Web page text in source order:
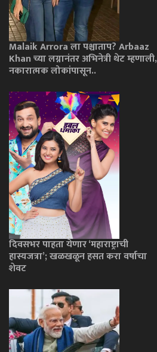
Malaik Arrora ला पश्चाताप? Arbaaz
Khan च्या लग्नानंतर अभिनेत्री थेट म्हणाली,
नकारात्मक लोकांपासून..
दिवसभर पाहता येणार ‘महाराष्ट्राची
हास्यजत्रा’; खळखळून हसत करा वर्षाचा
शेवट